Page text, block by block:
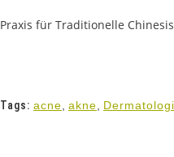
Praxis für Traditionelle
Tags: acne akne